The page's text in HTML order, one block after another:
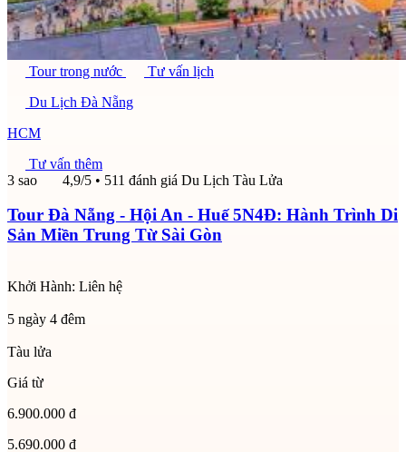
Tour trong nước
Tư vấn lịch
Du Lịch Đà Nẵng
HCM
Tư vấn thêm
3 sao
4,9/5 • 511 đánh giá Du Lịch Tàu Lửa
Tour Đà Nẵng - Hội An - Huế 5N4Đ: Hành Trình Di
Sản Miền Trung Từ Sài Gòn
Khởi Hành: Liên hệ
5 ngày 4 đêm
Tàu lửa
Giá từ
6.900.000 đ
5.690.000 đ